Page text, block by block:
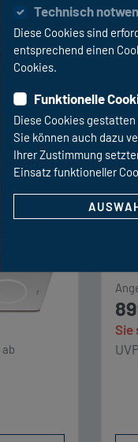
2650
Sie im
– auch
2650
W
und
Bedarf
nur 4,9
Light
alle
Sie
Technisch
Diese Cookies sind
entsprechend einen
Cookies.
Funktionelle
Diese Cookies
Sie können auch dazu
Ihrer Zustimmung
Einsatz funktioneller